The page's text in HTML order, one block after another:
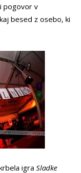
pogovor v
besed z osebo, ki
igra Sladke